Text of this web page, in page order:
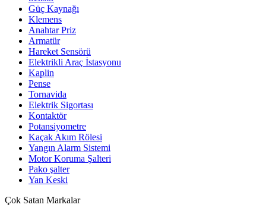
Güç Kaynağı
Klemens
Anahtar Priz
Armatür
Hareket Sensörü
Elektrikli Araç İstasyonu
Kaplin
Pense
Tornavida
Elektrik Sigortası
Kontaktör
Potansiyometre
Kaçak Akım Rölesi
Yangın Alarm Sistemi
Motor Koruma Şalteri
Pako şalter
Yan Keski
Çok Satan Markalar